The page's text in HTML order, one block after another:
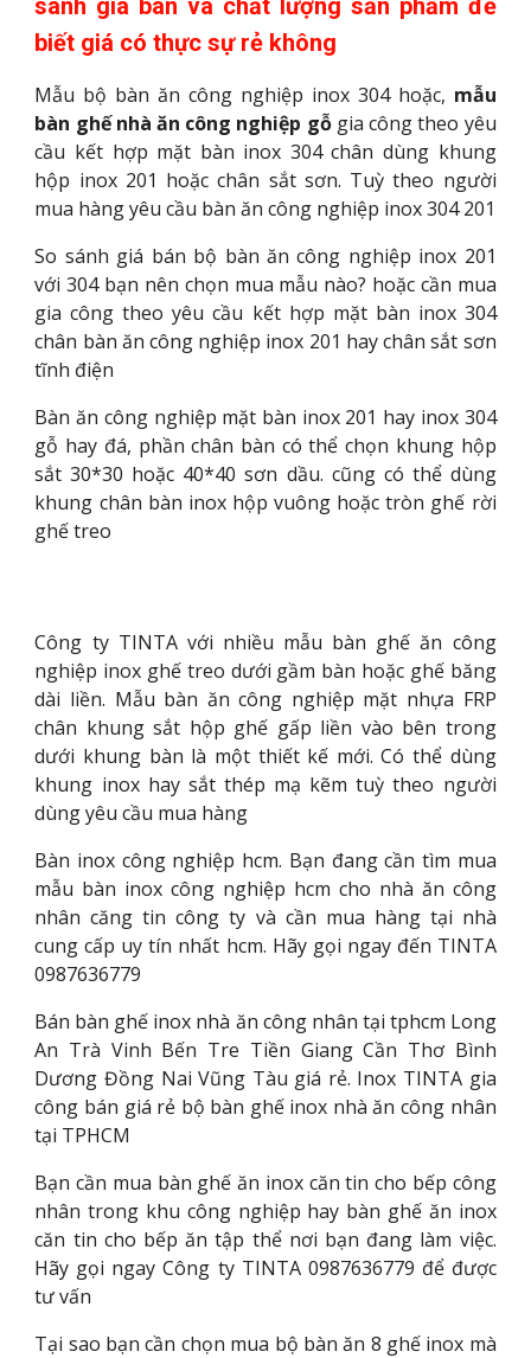
biết giá có thực sự rẻ không
Mẫu bộ bàn ăn công nghiệp inox 304 hoặc, mẫu
bàn ghế nhà ăn công nghiệp gỗgia công theo yêu
cầu kết hợp mặt bàn inox 304 chân dùng khung
hộp inox 201 hoặc chân sắt sơn. Tuỳ theo người
mua hàng yêu cầu bàn ăn công nghiệp inox 304 201
So sánh giá bán bộ bàn ăn công nghiệp inox 201
với 304 bạn nên chọn mua mẫu nào? hoặc cần mua
gia công theo yêu cầu kết hợp mặt bàn inox 304
chân bàn ăn công nghiệp inox 201 hay chân sắt sơn
tĩnh điện
Bàn ăn công nghiệp mặt bàn inox 201 hay inox 304
gỗ hay đá, phần chân bàn có thể chọn khung hộp
sắt 30*30 hoặc 40*40 sơn dầu. cũng có thể dùng
khung chân bàn inox hộp vuông hoặc tròn ghế rời
ghế treo
Công ty TINTA với nhiều mẫu bàn ghế ăn công
nghiệp inox ghế treo dưới gầm bàn hoặc ghế băng
dài liền. Mẫu bàn ăn công nghiệp mặt nhựa FRP
chân khung sắt hộp ghế gấp liền vào bên trong
dưới khung bàn là một thiết kế mới. Có thể dùng
khung inox hay sắt thép mạ kẽm tuỳ theo người
dùng yêu cầu mua hàng
Bàn inox công nghiệp hcm. Bạn đang cần tìm mua
mẫu bàn inox công nghiệp hcm cho nhà ăn công
nhân căng tin công ty và cần mua hàng tại nhà
cung cấp uy tín nhất hcm. Hãy gọi ngay đến TINTA
0987636779
Bán bàn ghế inox nhà ăn công nhân tại tphcm Long
An Trà Vinh Bến Tre Tiền Giang Cần Thơ Bình
Dương Đồng Nai Vũng Tàu giá rẻ. Inox TINTA gia
công bán giá rẻ bộ bàn ghế inox nhà ăn công nhân
tại TPHCM
Bạn cần mua bàn ghế ăn inox căn tin cho bếp công
nhân trong khu công nghiệp hay bàn ghế ăn inox
căn tin cho bếp ăn tập thể nơi bạn đang làm việc.
Hãy gọi ngay Công ty TINTA 0987636779 để được
tư vấn
Tại sao bạn cần chọn mua bộ bàn ăn 8 ghế inox mà